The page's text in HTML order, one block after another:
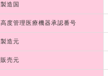
製造国
高度管理医療機器承認番号
製造元
販売元